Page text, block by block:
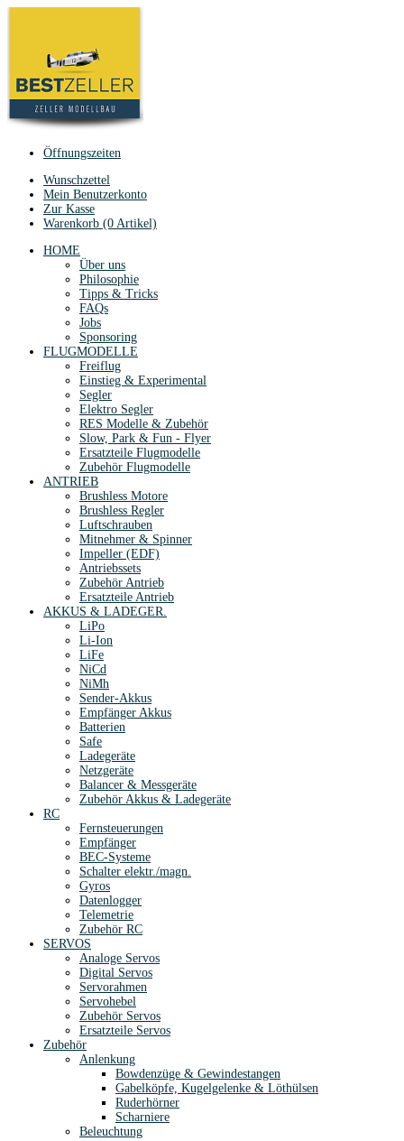
Öffnungszeiten
Wunschzettel
Mein Benutzerkonto
Zur Kasse
Warenkorb (0 Artikel)
HOME
Über uns
Philosophie
Tipps & Tricks
FAQs
Jobs
Sponsoring
FLUGMODELLE
Freiflug
Einstieg & Experimental
Segler
Elektro Segler
RES Modelle & Zubehör
Slow, Park & Fun - Flyer
Ersatzteile Flugmodelle
Zubehör Flugmodelle
ANTRIEB
Brushless Motore
Brushless Regler
Luftschrauben
Mitnehmer & Spinner
Impeller (EDF)
Antriebssets
Zubehör Antrieb
Ersatzteile Antrieb
AKKUS & LADEGER.
LiPo
Li-Ion
LiFe
NiCd
NiMh
Sender-Akkus
Empfänger Akkus
Batterien
Safe
Ladegeräte
Netzgeräte
Balancer & Messgeräte
Zubehör Akkus & Ladegeräte
RC
Fernsteuerungen
Empfänger
BEC-Systeme
Schalter elektr./magn.
Gyros
Datenlogger
Telemetrie
Zubehör RC
SERVOS
Analoge Servos
Digital Servos
Servorahmen
Servohebel
Zubehör Servos
Ersatzteile Servos
Zubehör
Anlenkung
Bowdenzüge & Gewindestangen
Gabelköpfe, Kugelgelenke & Löthülsen
Ruderhörner
Scharniere
Beleuchtung